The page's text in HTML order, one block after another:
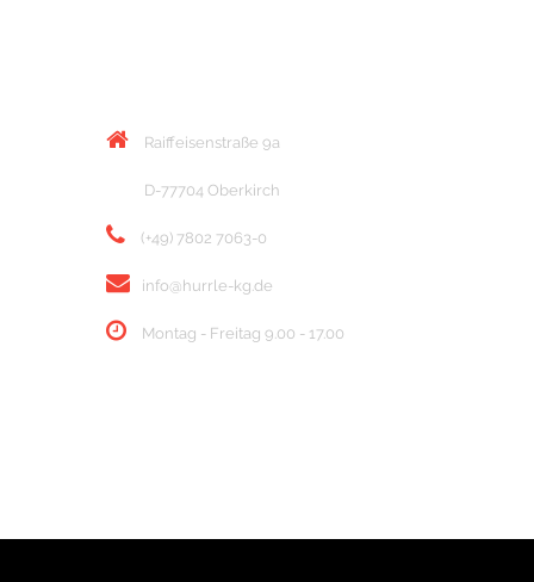
Raiffeisenstraße 9a
D-77704 Oberkirch
(+49) 7802 7063-0
info@hurrle-kg.de
Montag - Freitag 9.00 - 17.00